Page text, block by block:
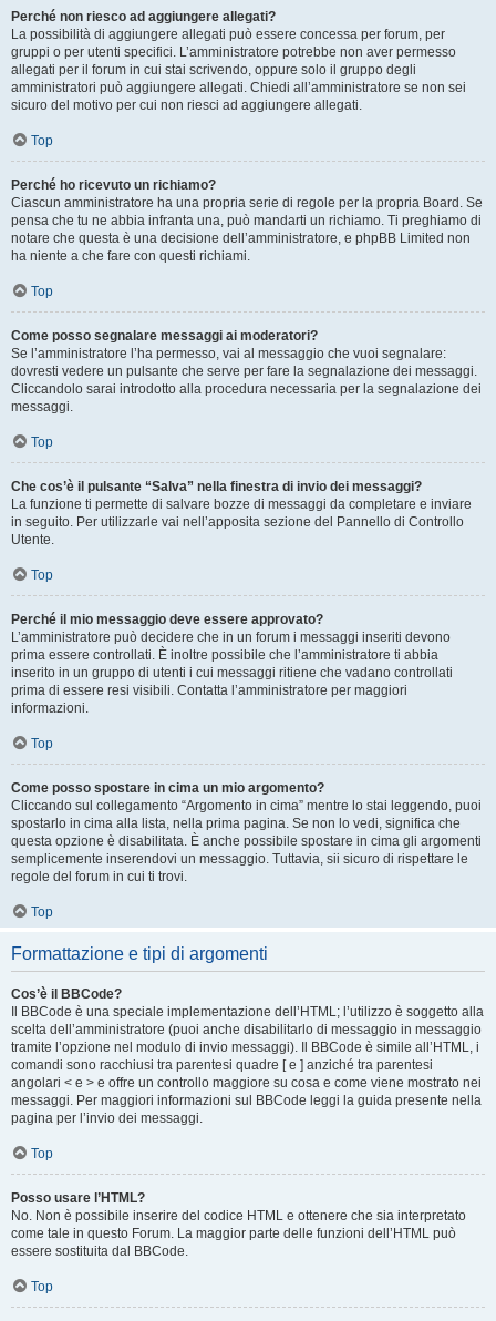
Perché non riesco ad aggiungere allegati?
La possibilità di aggiungere allegati può essere concessa per forum, per
gruppi o per utenti specifici. L’amministratore potrebbe non aver permesso
allegati per il forum in cui stai scrivendo, oppure solo il gruppo degli
amministratori può aggiungere allegati. Chiedi all’amministratore se non sei
sicuro del motivo per cui non riesci ad aggiungere allegati.
Top
Perché ho ricevuto un richiamo?
Ciascun amministratore ha una propria serie di regole per la propria Board. Se
pensa che tu ne abbia infranta una, può mandarti un richiamo. Ti preghiamo di
notare che questa è una decisione dell’amministratore, e phpBB Limited non
ha niente a che fare con questi richiami.
Top
Come posso segnalare messaggi ai moderatori?
Se l’amministratore l’ha permesso, vai al messaggio che vuoi segnalare:
dovresti vedere un pulsante che serve per fare la segnalazione dei messaggi.
Cliccandolo sarai introdotto alla procedura necessaria per la segnalazione dei
messaggi.
Top
Che cos’è il pulsante “Salva” nella finestra di invio dei messaggi?
La funzione ti permette di salvare bozze di messaggi da completare e inviare
in seguito. Per utilizzarle vai nell’apposita sezione del Pannello di Controllo
Utente.
Top
Perché il mio messaggio deve essere approvato?
L’amministratore può decidere che in un forum i messaggi inseriti devono
prima essere controllati. È inoltre possibile che l’amministratore ti abbia
inserito in un gruppo di utenti i cui messaggi ritiene che vadano controllati
prima di essere resi visibili. Contatta l’amministratore per maggiori
informazioni.
Top
Come posso spostare in cima un mio argomento?
Cliccando sul collegamento “Argomento in cima” mentre lo stai leggendo, puoi
spostarlo in cima alla lista, nella prima pagina. Se non lo vedi, significa che
questa opzione è disabilitata. È anche possibile spostare in cima gli argomenti
semplicemente inserendovi un messaggio. Tuttavia, sii sicuro di rispettare le
regole del forum in cui ti trovi.
Top
Formattazione e tipi di argomenti
Cos’è il BBCode?
Il BBCode è una speciale implementazione dell’HTML; l’utilizzo è soggetto alla
scelta dell’amministratore (puoi anche disabilitarlo di messaggio in messaggio
tramite l’opzione nel modulo di invio messaggi). Il BBCode è simile all’HTML, i
comandi sono racchiusi tra parentesi quadre [ e ] anziché tra parentesi
angolari < e > e offre un controllo maggiore su cosa e come viene mostrato nei
messaggi. Per maggiori informazioni sul BBCode leggi la guida presente nella
pagina per l’invio dei messaggi.
Top
Posso usare l’HTML?
No. Non è possibile inserire del codice HTML e ottenere che sia interpretato
come tale in questo Forum. La maggior parte delle funzioni dell’HTML può
essere sostituita dal BBCode.
Top